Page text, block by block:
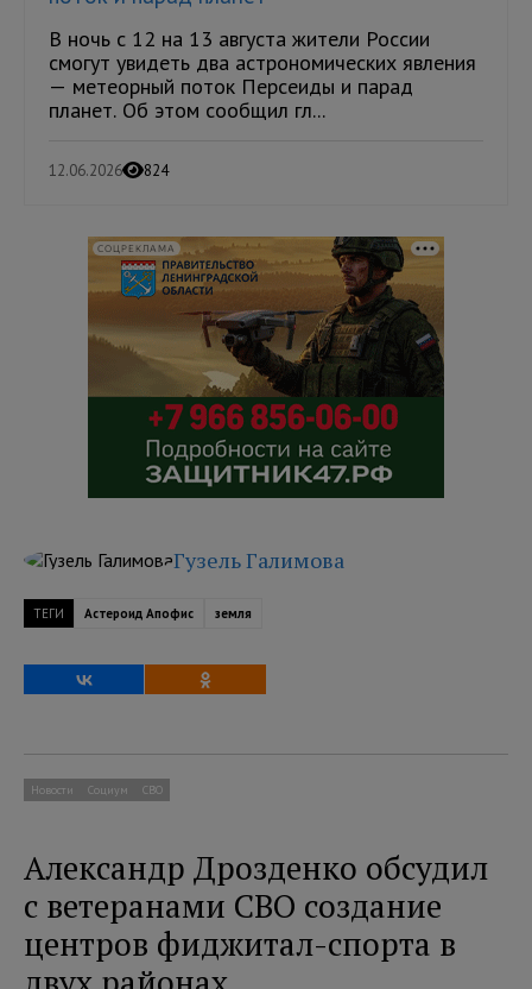
В ночь с 12 на 13 августа жители России
смогут увидеть два астрономических явления
— метеорный поток Персеиды и парад
планет. Об этом сообщил гл...
12.06.2026 824
СОЦРЕКЛАМА
Гузель Галимова
ТЕГИ Астероид Апофис земля
Новости Социум СВО
Александр Дрозденко обсудил
с ветеранами СВО создание
центров фиджитал-спорта в